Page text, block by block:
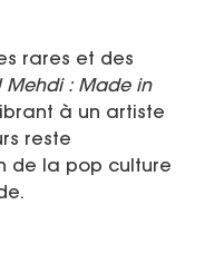
rares et des
Mehdi : Made in
à un artiste
reste
de la pop culture